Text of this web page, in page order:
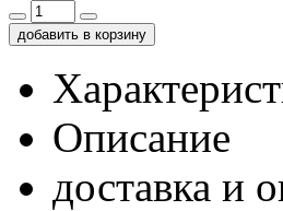
добавить в корзину
Описание
доставка и